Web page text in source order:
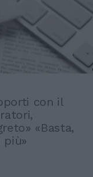
con il
«Basta,